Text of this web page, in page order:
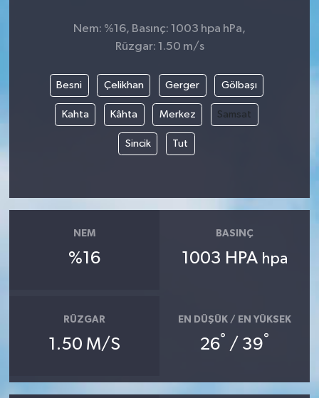
Nem: %16, Basınç: 1003 hpa hPa,
Rüzgar: 1.50 m/s
Besni Çelikhan Gerger Gölbaşı
Kahta Kâhta Merkez Samsat
Sincik Tut
NEM
%16
BASINÇ
1003 HPA hpa
RÜZGAR
1.50 M/S
EN DÜŞÜK / EN YÜKSEK
26° / 39°